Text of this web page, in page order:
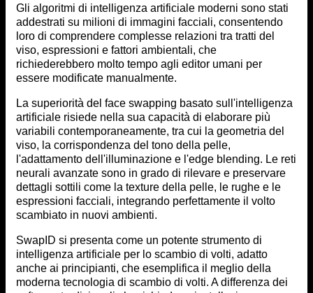
Gli algoritmi di intelligenza artificiale moderni sono stati
addestrati su milioni di immagini facciali, consentendo
loro di comprendere complesse relazioni tra tratti del
viso, espressioni e fattori ambientali, che
richiederebbero molto tempo agli editor umani per
essere modificate manualmente.
La superiorità del face swapping basato sull'intelligenza
artificiale risiede nella sua capacità di elaborare più
variabili contemporaneamente, tra cui la geometria del
viso, la corrispondenza del tono della pelle,
l'adattamento dell'illuminazione e l'edge blending. Le reti
neurali avanzate sono in grado di rilevare e preservare
dettagli sottili come la texture della pelle, le rughe e le
espressioni facciali, integrando perfettamente il volto
scambiato in nuovi ambienti.
SwapID si presenta come un potente strumento di
intelligenza artificiale per lo scambio di volti, adatto
anche ai principianti, che esemplifica il meglio della
moderna tecnologia di scambio di volti. A differenza dei